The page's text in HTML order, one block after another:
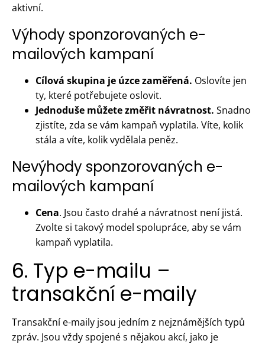
aktivní.
Výhody sponzorovaných e-
mailových kampaní
Cílová skupina je úzce zaměřená. Oslovíte jen
ty, které potřebujete oslovit.
Jednoduše můžete změřit návratnost. Snadno
zjistíte, zda se vám kampaň vyplatila. Víte, kolik
stála a víte, kolik vydělala peněz.
Nevýhody sponzorovaných e-
mailových kampaní
Cena. Jsou často drahé a návratnost není jistá.
Zvolte si takový model spolupráce, aby se vám
kampaň vyplatila.
6. Typ e-mailu –
transakční e-maily
Transakční e-maily jsou jedním z nejznámějších typů
zpráv. Jsou vždy spojené s nějakou akcí, jako je